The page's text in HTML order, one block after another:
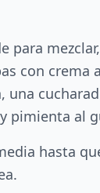
para
con crema
una
pimienta al
hasta